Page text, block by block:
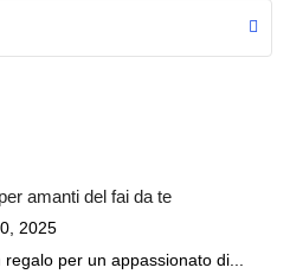
amanti del fai da te
2025
per un appassionato di...